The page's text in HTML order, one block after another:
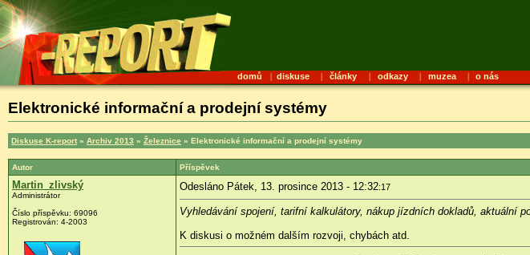
domů | diskuse | články | odkazy | muzea | o nás
Elektronické informační a prodejní systémy
Diskuse K-report » Archiv 2013 » Železnice » Elektronické informační a prodejní systémy
Autor Příspěvek
Martin_zlivský
Administrátor
Číslo příspěvku: 69096
Registrován: 4-2003
Odesláno Pátek, 13. prosince 2013 - 12:32:17
Vyhledávání spojení, tarifní kalkulátory, nákup jízdních dokladů, aktuální
K diskusi o možném dalším rozvoji, chybách atd.